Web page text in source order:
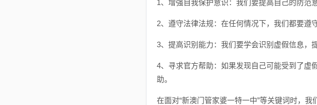
1、增强自我保护意识：我们要提高自己的防范
2、遵守法律法规：在任何情况下，我们都要遵
3、提高识别能力：我们要学会识别虚假信息，
4、寻求官方帮助：如果发现自己可能受到了虚
助。
在面对“新澳门管家婆一特一中”等关键词时，